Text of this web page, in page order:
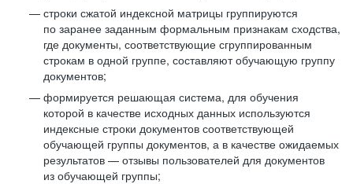
строки сжатой индексной матрицы группируются
по заранее заданным формальным признакам сходства,
где документы, соответствующие сгруппированным
строкам в одной группе, составляют обучающую группу
документов;
формируется решающая система, для обучения
которой в качестве исходных данных используются
индексные строки документов соответствующей
обучающей группы документов, а в качестве ожидаемых
результатов — отзывы пользователей для документов
из обучающей группы;